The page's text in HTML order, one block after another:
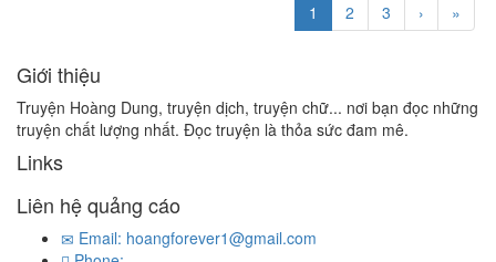
1 2 3 › »
Giới thiệu
Truyện Hoàng Dung, truyện dịch, truyện chữ... nơi bạn đọc những
truyện chất lượng nhất. Đọc truyện là thỏa sức đam mê.
Links
Liên hệ quảng cáo
Email: hoangforever1@gmail.com